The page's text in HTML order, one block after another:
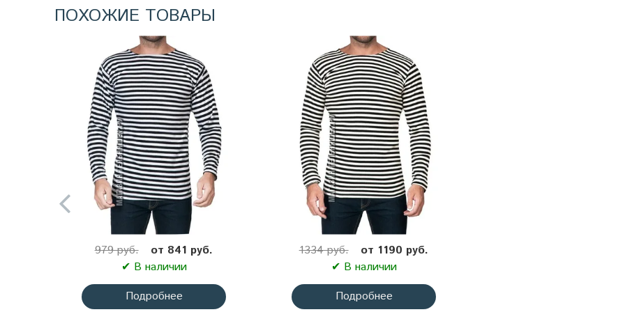
ПОХОЖИЕ ТОВАРЫ
979 руб.
от 841 руб.
✔ В наличии
Подробнее
1334 руб.
от 1190 руб.
✔ В наличии
Подробнее